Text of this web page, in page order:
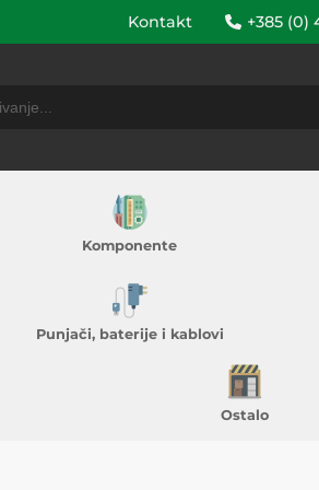
Kontakt +385 (0)
Komponente
Punjači, baterije i kablovi
Ostalo